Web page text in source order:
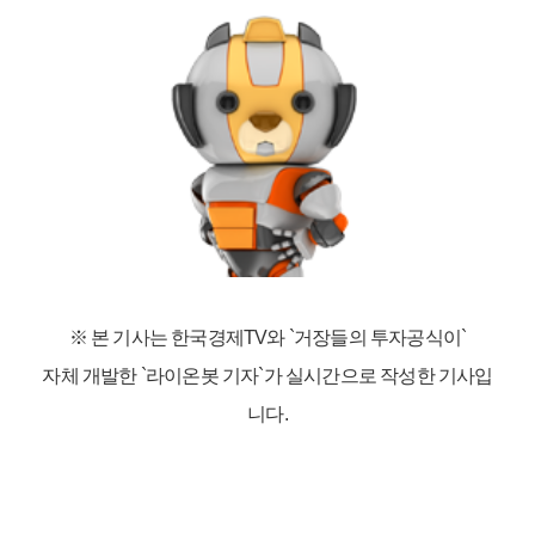
※ 본 기사는 한국경제TV와 `거장들의 투자공식이`
자체 개발한 `라이온봇 기자`가 실시간으로 작성한 기사입
니다.